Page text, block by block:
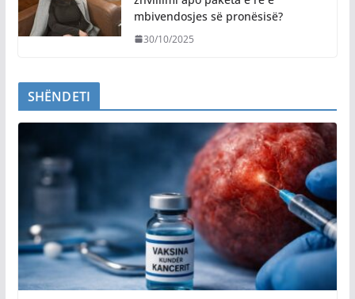
mbivendosjes së pronësisë?
30/10/2025
SHËNDETI